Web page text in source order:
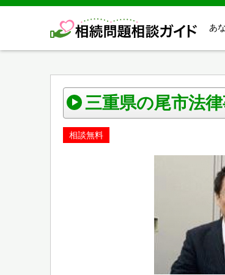
あ
三重県の尾市法
相談無料